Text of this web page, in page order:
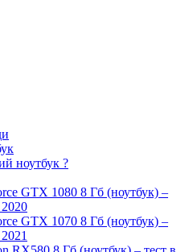
ноутбук ?
GTX 1080 8 Гб (ноутбук) –
2020
GTX 1070 8 Гб (ноутбук) –